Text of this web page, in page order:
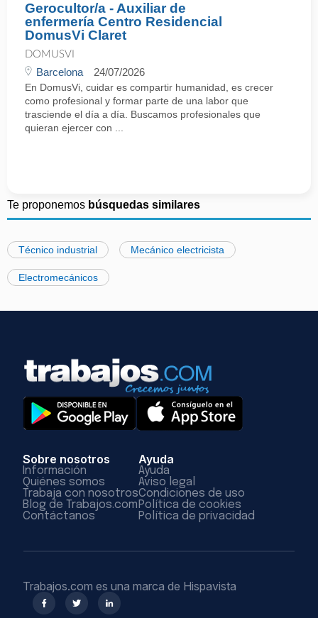
Gerocultor/a - Auxiliar de
enfermería Centro Residencial
DomusVi Claret
DOMUSVI
Barcelona 24/07/2026
En DomusVi, cuidar es compartir humanidad, es crecer
como profesional y formar parte de una labor que
trasciende el día a día. Buscamos profesionales que
quieran ejercer con ...
Te proponemos búsquedas similares
Técnico industrial Mecánico electricista
Electromecánicos
Sobre nosotros
Información
Quiénes somos
Trabaja con nosotros
Blog de Trabajos.com
Contáctanos
Ayuda
Ayuda
Aviso legal
Condiciones de uso
Política de cookies
Política de privacidad
Trabajos.com es una marca de Hispavista